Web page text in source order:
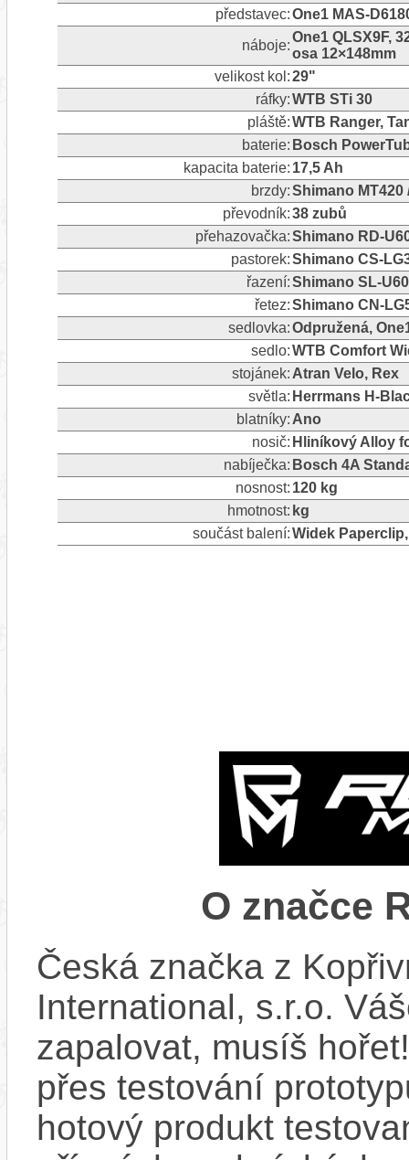
představec:One1 MAS-
náboje:
One1 QLSX9F,
osa 12×148mm
velikost kol:29"
ráfky:WTB STi 30
pláště:WTB Ranger,
baterie: Bosch
kapacita baterie: 17,5 Ah
brzdy:Shimano MT420
převodník:38 zubů
přehazovačka:Shimano RD-
pastorek:Shimano CS-
řazení:Shimano SL-
řetez:Shimano CN-
sedlovka:Odpružená,
sedlo:WTB Comfort
stojánek: Atran Velo, Rex
světla: Herrmans H-
blatníky: Ano
nosič: Hliníkový Alloy
nabíječka: Bosch 4A
nosnost: 120 kg
hmotnost: kg
součást balení:Widek
O značce
Česká značka z
International, s.r.o.
zapalovat, musíš
přes testování
hotový produkt